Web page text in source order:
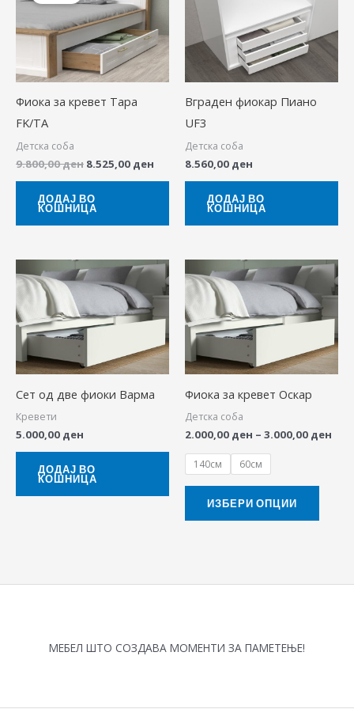
Фиока за кревет Тара
FK/TA
Детска соба
9.800,00ден
9.800,00 ден.
8.525,00 ден
8.525,00 ден.
ДОДАЈ ВО
КОШНИЦА
Вграден фиокар Пиано
UF3
Детска соба
8.560,00 ден
ДОДАЈ ВО
КОШНИЦА
Сет од две фиоки Варма
Кревети
5.000,00 ден
ДОДАЈ ВО
КОШНИЦА
Фиока за кревет Оскар
Детска соба
2.000,00 ден – 3.000,00 ден
140см 60см
ИЗБЕРИ ОПЦИИ
This
has
The
be
on
МЕБЕЛ ШТО СОЗДАВА МОМЕНТИ ЗА ПАМЕТЕЊЕ!